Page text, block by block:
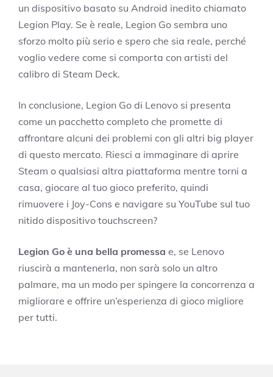
un dispositivo basato su Android inedito chiamato
Legion Play. Se è reale, Legion Go sembra uno
sforzo molto più serio e spero che sia reale, perché
voglio vedere come si comporta con artisti del
calibro di Steam Deck.
In conclusione, Legion Go di Lenovo si presenta
come un pacchetto completo che promette di
affrontare alcuni dei problemi con gli altri big player
di questo mercato. Riesci a immaginare di aprire
Steam o qualsiasi altra piattaforma mentre torni a
casa, giocare al tuo gioco preferito, quindi
rimuovere i Joy-Cons e navigare su YouTube sul tuo
nitido dispositivo touchscreen?
Legion Go è una bella promessa e, se Lenovo
riuscirà a mantenerla, non sarà solo un altro
palmare, ma un modo per spingere la concorrenza a
migliorare e offrire un’esperienza di gioco migliore
per tutti.